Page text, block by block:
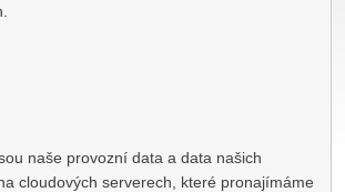
naše provozní data a data našich
cloudových serverech, které pronajímáme